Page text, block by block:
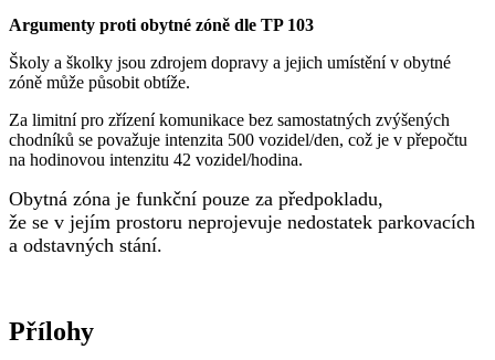
Argumenty proti obytné zóně dle TP 103
Školy a školky jsou zdrojem dopravy a jejich umístění v obytné
zóně může působit obtíže.
Za limitní pro zřízení komunikace bez samostatných zvýšených
chodníků se považuje intenzita 500 vozidel/den, což je v přepočtu
na hodinovou intenzitu 42 vozidel/hodina.
Obytná zóna je funkční pouze za předpokladu,
že se v jejím prostoru neprojevuje nedostatek parkovacích
a odstavných stání.
Přílohy